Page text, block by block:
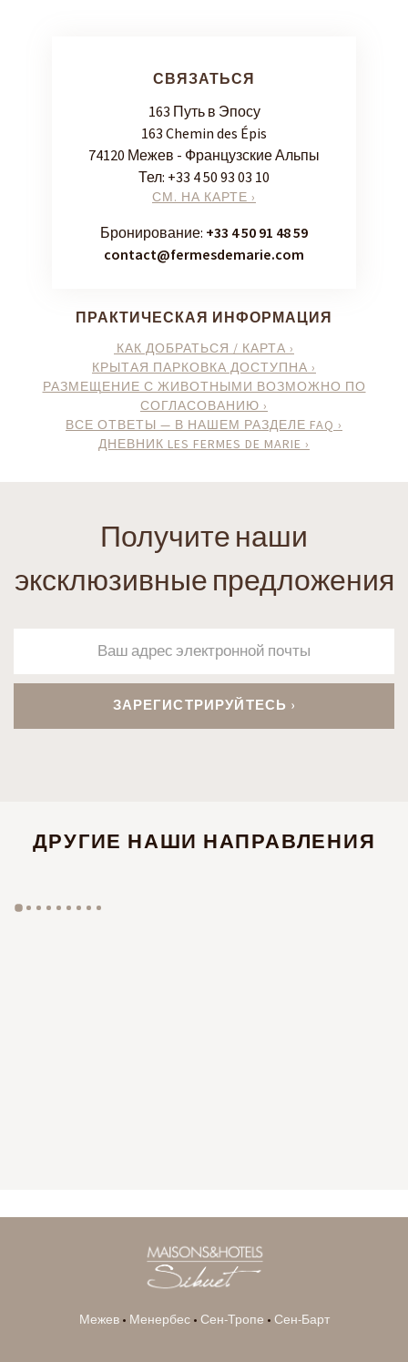
Получите наши
эксклюзивные предложения
СВЯЗАТЬСЯ
163 Путь в Эпосу
163 Chemin des Épis
74120 Межев - Французские Альпы
Тел: +33 4 50 93 03 10
СМ. НА КАРТЕ ›
Бронирование: +33 4 50 91 48 59
contact@fermesdemarie.com
ПРАКТИЧЕСКАЯ ИНФОРМАЦИЯ
КАК ДОБРАТЬСЯ / КАРТА ›
КРЫТАЯ ПАРКОВКА ДОСТУПНА ›
РАЗМЕЩЕНИЕ С ЖИВОТНЫМИ ВОЗМОЖНО ПО
СОГЛАСОВАНИЮ ›
ВСЕ ОТВЕТЫ — В НАШЕМ РАЗДЕЛЕ FAQ ›
ДНЕВНИК LES FERMES DE MARIE ›
ДРУГИЕ НАШИ НАПРАВЛЕНИЯ
Межев• Менербес• Сен-Тропе • Сен-Барт